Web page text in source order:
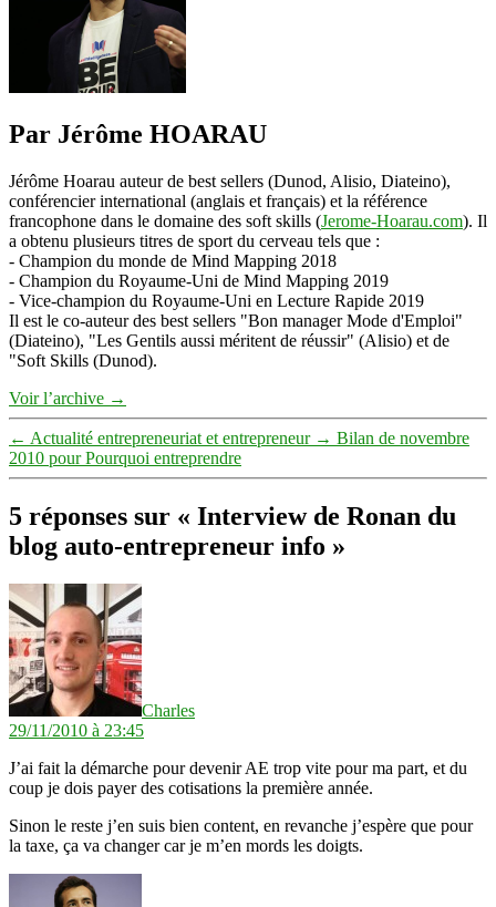
Par Jérôme HOARAU
Jérôme Hoarau auteur de best sellers (Dunod, Alisio, Diateino),
conférencier international (anglais et français) et la référence
francophone dans le domaine des soft skills (Jerome-Hoarau.com). Il
a obtenu plusieurs titres de sport du cerveau tels que :
- Champion du monde de Mind Mapping 2018
- Champion du Royaume-Uni de Mind Mapping 2019
- Vice-champion du Royaume-Uni en Lecture Rapide 2019
Il est le co-auteur des best sellers "Bon manager Mode d'Emploi"
(Diateino), "Les Gentils aussi méritent de réussir" (Alisio) et de
"Soft Skills (Dunod).
Voir l’archive →
← Actualité entrepreneuriat et entrepreneur → Bilan de novembre
2010 pour Pourquoi entreprendre
5 réponses sur « Interview de Ronan du
blog auto-entrepreneur info »
Charles
29/11/2010 à 23:45
J’ai fait la démarche pour devenir AE trop vite pour ma part, et du
coup je dois payer des cotisations la première année.
Sinon le reste j’en suis bien content, en revanche j’espère que pour
la taxe, ça va changer car je m’en mords les doigts.